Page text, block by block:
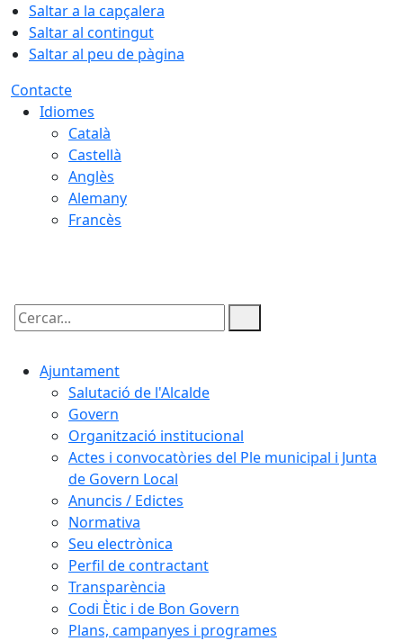
Saltar a la capçalera
Saltar al contingut
Saltar al peu de pàgina
Contacte
Idiomes
Català
Castellà
Anglès
Alemany
Francès
Cercar:
Ajuntament
Salutació de l'Alcalde
Govern
Organització institucional
Actes i convocatòries del Ple municipal i Junta
de Govern Local
Anuncis / Edictes
Normativa
Seu electrònica
Perfil de contractant
Transparència
Codi Ètic i de Bon Govern
Plans, campanyes i programes